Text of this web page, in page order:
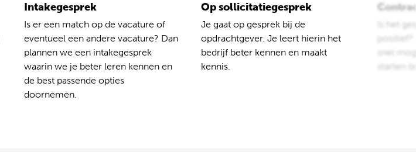
Intakegesprek
Is er een match op de vacature of
eventueel een andere vacature? Dan
plannen we een intakegesprek
waarin we je beter leren kennen en
de best passende opties
doornemen.
Op sollicitatiegesprek
Je gaat op gesprek bij de
opdrachtgever. Je leert hierin het
bedrijf beter kennen en maakt
kennis.
Is het
snel
starten